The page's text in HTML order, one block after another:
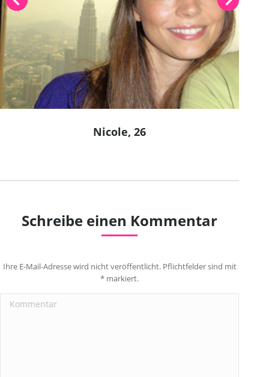
Nicole, 26
Schreibe einen Kommentar
Ihre E-Mail-Adresse wird nicht veröffentlicht. Pflichtfelder sind mit
* markiert.
Kommentar